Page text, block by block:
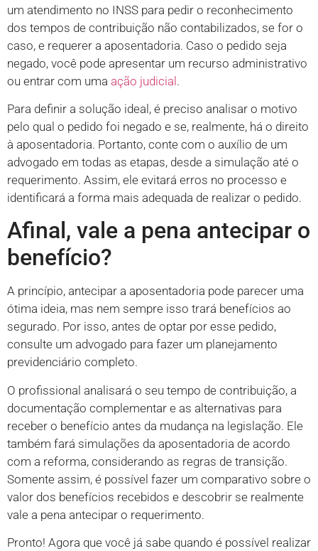
um atendimento no INSS para pedir o reconhecimento
dos tempos de contribuição não contabilizados, se for o
caso, e requerer a aposentadoria. Caso o pedido seja
negado, você pode apresentar um recurso administrativo
ou entrar com uma ação judicial.
Para definir a solução ideal, é preciso analisar o motivo
pelo qual o pedido foi negado e se, realmente, há o direito
à aposentadoria. Portanto, conte com o auxílio de um
advogado em todas as etapas, desde a simulação até o
requerimento. Assim, ele evitará erros no processo e
identificará a forma mais adequada de realizar o pedido.
Afinal, vale a pena antecipar o
benefício?
A princípio, antecipar a aposentadoria pode parecer uma
ótima ideia, mas nem sempre isso trará benefícios ao
segurado. Por isso, antes de optar por esse pedido,
consulte um advogado para fazer um planejamento
previdenciário completo.
O profissional analisará o seu tempo de contribuição, a
documentação complementar e as alternativas para
receber o benefício antes da mudança na legislação. Ele
também fará simulações da aposentadoria de acordo
com a reforma, considerando as regras de transição.
Somente assim, é possível fazer um comparativo sobre o
valor dos benefícios recebidos e descobrir se realmente
vale a pena antecipar o requerimento.
Pronto! Agora que você já sabe quando é possível realizar